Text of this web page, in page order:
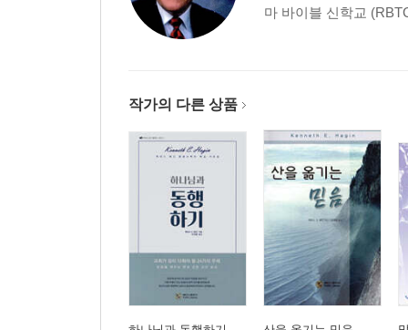
마 바이블 신학교
작가의 다른 상품